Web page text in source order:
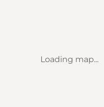
Loading map...